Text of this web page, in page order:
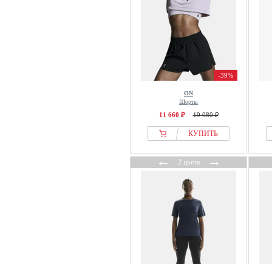
-39%
ON
Шорты
11 660 ₽ 19 080 ₽
КУПИТЬ
←2 цвета→